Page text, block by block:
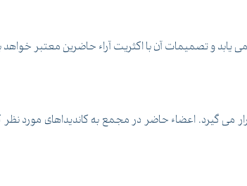
و تصمیمات آن با اکثریت آراء حاضرین معتبر خواهد
می گیرد. اعضاء حاضر در مجمع به کاندیداهای مورد